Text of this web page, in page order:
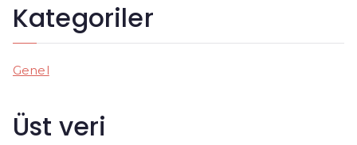
Kategoriler
Genel
Üst veri